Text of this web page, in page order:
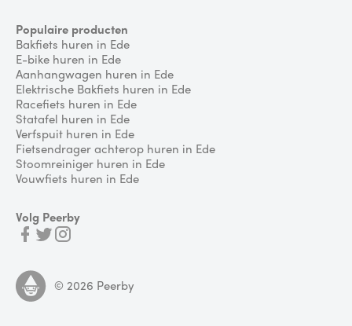
Populaire producten
Bakfiets huren in Ede
E-bike huren in Ede
Aanhangwagen huren in Ede
Elektrische Bakfiets huren in Ede
Racefiets huren in Ede
Statafel huren in Ede
Verfspuit huren in Ede
Fietsendrager achterop huren in Ede
Stoomreiniger huren in Ede
Vouwfiets huren in Ede
Volg Peerby
© 2026 Peerby